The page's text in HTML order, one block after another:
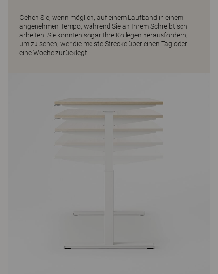
Gehen Sie, wenn möglich, auf einem Laufband in einem
angenehmen Tempo, während Sie an Ihrem Schreibtisch
arbeiten. Sie könnten sogar Ihre Kollegen herausfordern,
um zu sehen, wer die meiste Strecke über einen Tag oder
eine Woche zurücklegt.